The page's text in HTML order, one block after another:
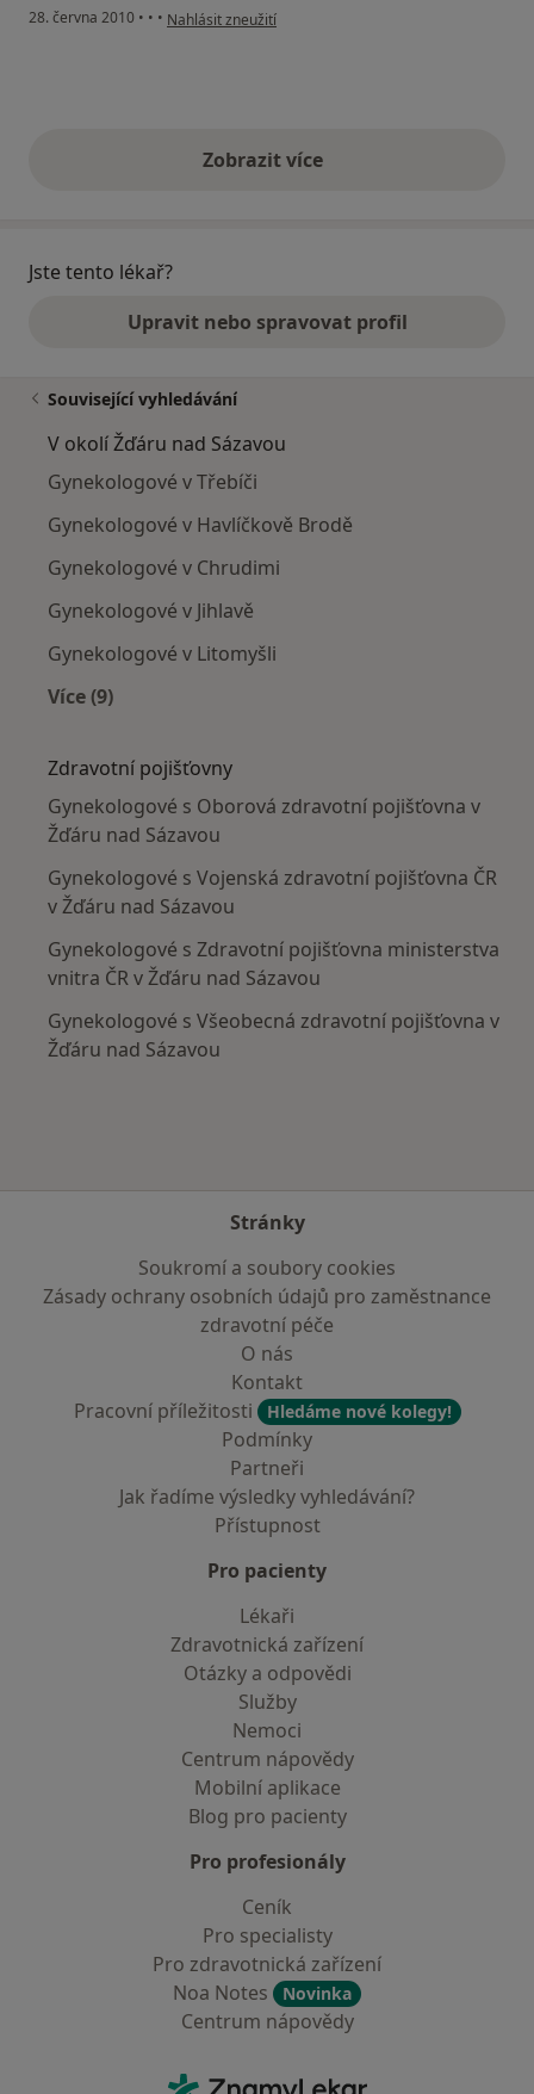
28. června 2010 • • • podle názoru uživatele Váš účet byl odstraněn
Nahlásit zneužití
Zobrazit vícevýše uvedené názory
Jste tento lékař?
Upravit nebo spravovat profil
Související vyhledávání
V okolí Žďáru nad Sázavou
Gynekologové v Třebíči
Gynekologové v Havlíčkově Brodě
Gynekologové v Chrudimi
Gynekologové v Jihlavě
Gynekologové v Litomyšli
Více (9)
Zdravotní pojišťovny
Gynekologové s Oborová zdravotní pojišťovna v
Žďáru nad Sázavou
Gynekologové s Vojenská zdravotní pojišťovna ČR
v Žďáru nad Sázavou
Gynekologové s Zdravotní pojišťovna ministerstva
vnitra ČR v Žďáru nad Sázavou
Gynekologové s Všeobecná zdravotní pojišťovna v
Žďáru nad Sázavou
Stránky
Soukromí a soubory cookies
Zásady ochrany osobních údajů pro zaměstnance
zdravotní péče
O nás
Kontakt
Pracovní příležitosti
Hledáme nové kolegy!
Podmínky
Partneři
Jak řadíme výsledky vyhledávání?
Přístupnost
Pro pacienty
Lékaři
Zdravotnická zařízení
Otázky a odpovědi
Služby
Nemoci
Centrum nápovědy
Mobilní aplikace
Blog pro pacienty
Pro profesionály
Ceník
Pro specialisty
Pro zdravotnická zařízení
Noa Notes
Novinka
Centrum nápovědy
ZnamyLekar - Hlavní stránka